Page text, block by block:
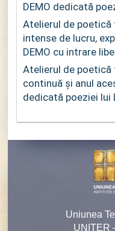
DEMO dedicată
Atelierul de poetică
intense de lucru,
DEMO cu intrare
Atelierul de poetică
continuă și anul
dedicată poeziei lui
Uniunea
UNITER